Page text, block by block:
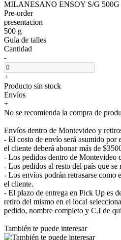
MILANESANO ENSOY S/G 500G
Pre-order
presentacion
500 g
Guía de talles
Cantidad
-
+
Producto sin stock
Envíos
+
No se recomienda la compra de
Envíos dentro de Montevideo y
- El costo de envío será asumido por
el cliente deberá abonar más de
- Los pedidos dentro de Montevideo
- Los pedidos al resto del país que
- Los envíos podrán retrasarse como
el cliente.
- El plazo de entrega en Pick Up es
retiro del mismo en el local
pedido, nombre completo y C.I de
También te puede interesar